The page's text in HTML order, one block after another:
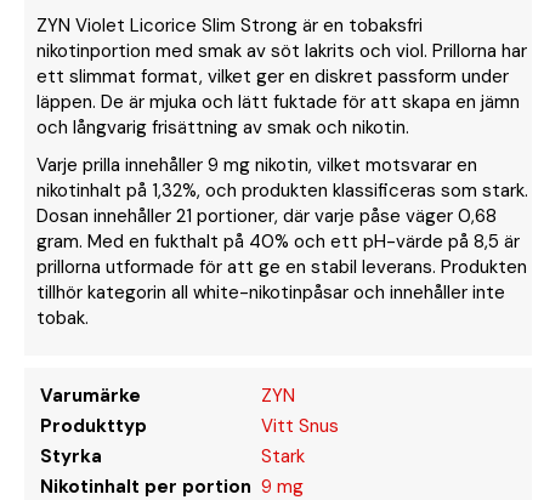
ZYN Violet Licorice Slim Strong är en tobaksfri
nikotinportion med smak av söt lakrits och viol. Prillorna har
ett slimmat format, vilket ger en diskret passform under
läppen. De är mjuka och lätt fuktade för att skapa en jämn
och långvarig frisättning av smak och nikotin.
Varje prilla innehåller 9 mg nikotin, vilket motsvarar en
nikotinhalt på 1,32%, och produkten klassificeras som stark.
Dosan innehåller 21 portioner, där varje påse väger 0,68
gram. Med en fukthalt på 40% och ett pH-värde på 8,5 är
prillorna utformade för att ge en stabil leverans. Produkten
tillhör kategorin all white-nikotinpåsar och innehåller inte
tobak.
Varumärke
ZYN
Produkttyp
Vitt Snus
Styrka
Stark
Nikotinhalt per portion 9 mg